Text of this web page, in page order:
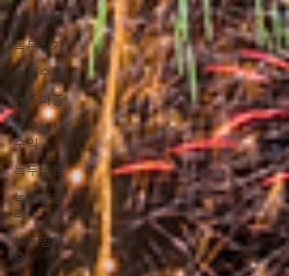
녹두재배
녹두심기
녹두수확
녹두파종
녹두농사
수익
녹두비료
녹두물관
리
녹두병해
충